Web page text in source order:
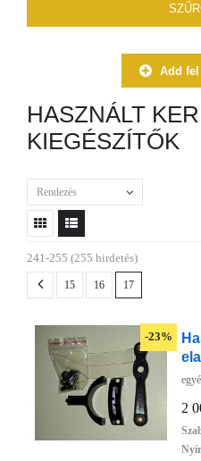
Add
HASZNÁLT
KIEGÉSZÍTŐK
Rendezés
241-255 (255 hirdetés)
15 16 17
-23%
2